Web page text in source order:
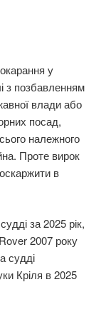
у
з позбавленням
влади або
посад,
належного
Проте вирок
в
за 2025 рік,
2007 року
судді
Кріля в 2025